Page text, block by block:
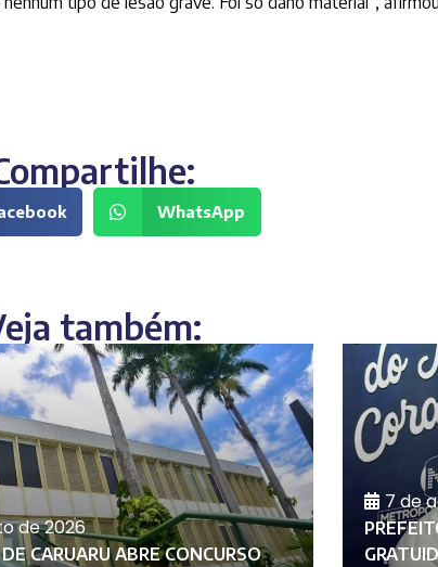
WhatsApp
também:
de 2026
CARUARU ABRE CONCURSO
7 de